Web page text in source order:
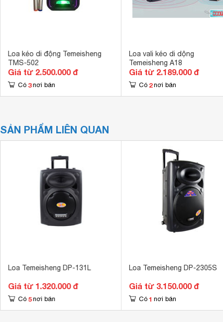
Loa kéo di động Temeisheng
TMS-502
Giá từ 2.500.000 đ
Có 3 nơi bán
Loa vali kéo di dộng
Temeisheng A18
Giá từ 2.189.000 đ
Có 2 nơi bán
SẢN PHẨM LIÊN QUAN
Loa Temeisheng DP-131L
Giá từ 1.320.000 đ
Có 5 nơi bán
Loa Temeisheng DP-2305S
Giá từ 3.150.000 đ
Có 1 nơi bán